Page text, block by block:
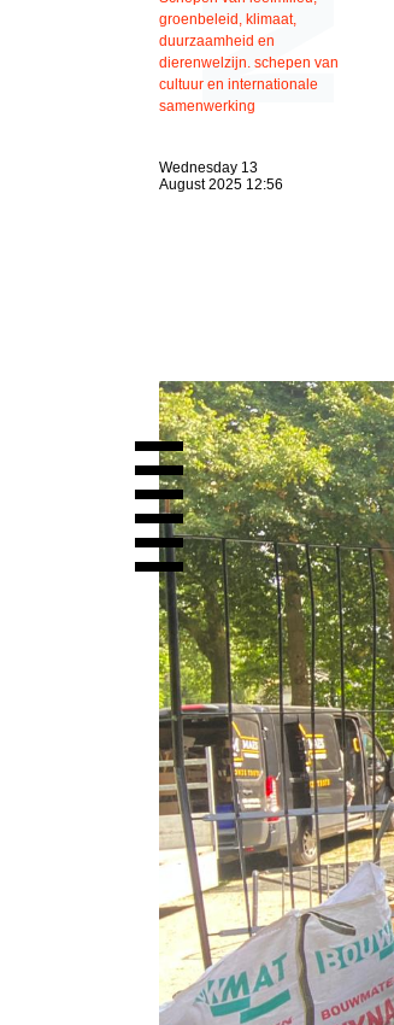
groenbeleid, klimaat,
duurzaamheid en
dierenwelzijn. schepen van
cultuur en internationale
samenwerking
Wednesday 13
August 2025 12:56